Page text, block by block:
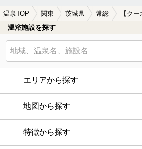
温泉TOP 関東 茨城県 常総
温浴施設を探す
エリアから探す
地図から探す
特徴から探す